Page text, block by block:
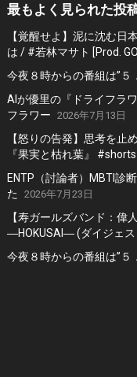
最もよく見られた投
【覚醒せよ】泥に沈む日
は / #若林マサト [Prod.
今夜８時からの番組は”５
AIが優里の『ドライフラ
フラワー 2026年7月13日
【怒りの告発】思考を止
『果実と枯れ葉』
ENTP（討論者）MBTI診
た
2026年7月23日
【寿ガールズバンド：偉
―HOKUSAI― (ダイジェス
今夜８時からの番組は”５